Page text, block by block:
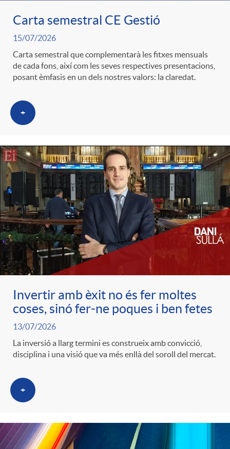
c
a
d
o
r
d
e
c
o
n
t
i
n
Carta semestral CE Gestió
15/07/2026
Carta semestral que complementarà les fitxes mensuals
de cada fons, així com les seves respectives presentacions,
posant èmfasis en un dels nostres valors: la claredat.
+
Invertir amb èxit no és fer moltes
coses, sinó fer-ne poques i ben fetes
13/07/2026
La inversió a llarg termini es construeix amb convicció,
disciplina i una visió que va més enllà del soroll del mercat.
+